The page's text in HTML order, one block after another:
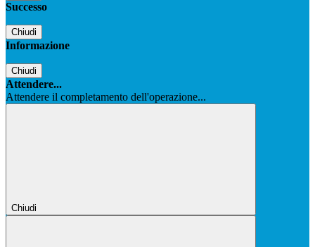
Successo
Chiudi
Informazione
Chiudi
Attendere...
Attendere il completamento dell'operazione...
Chiudi